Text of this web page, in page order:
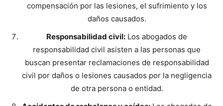
compensación por las lesiones, el sufrimiento y los
daños causados.
Responsabilidad civil: Los abogados de
responsabilidad civil asisten a las personas que
buscan presentar reclamaciones de responsabilidad
civil por daños o lesiones causados por la negligencia
de otra persona o entidad.